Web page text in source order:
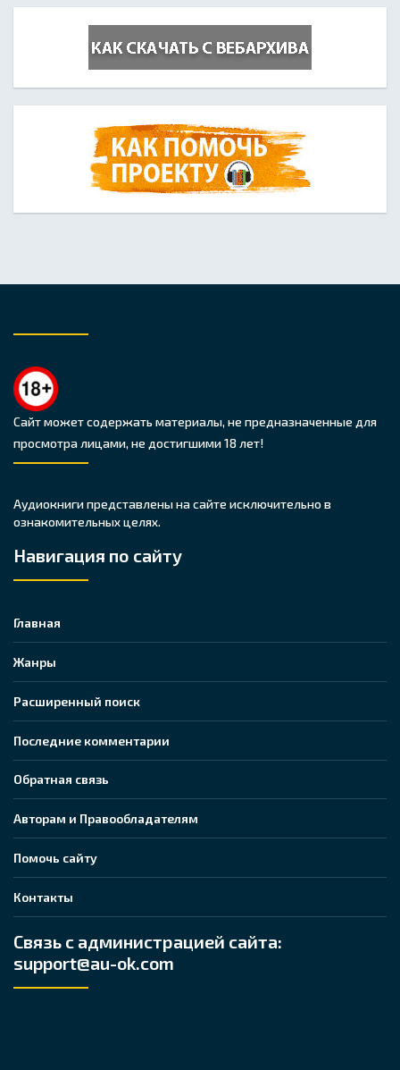
Сайт может содержать материалы, не предназначенные для
просмотра лицами, не достигшими 18 лет!
Аудиокниги представлены на сайте исключительно в
ознакомительных целях.
Навигация по сайту
Главная
Жанры
Расширенный поиск
Последние комментарии
Обратная связь
Авторам и Правообладателям
Помочь сайту
Контакты
Связь с администрацией сайта:
support@au-ok.com